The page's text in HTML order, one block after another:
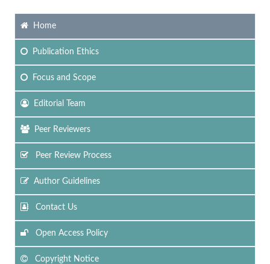
Home
Publication Ethics
Focusand Scope
Editorial Team
Peer Reviewers
Peer Review Process
Author Guidelines
Contact Us
Open Access Policy
Copyright Notice